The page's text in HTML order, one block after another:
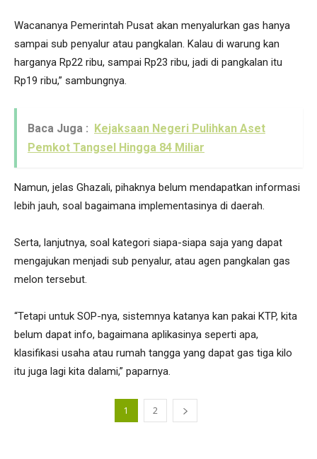
Wacananya Pemerintah Pusat akan menyalurkan gas hanya
sampai sub penyalur atau pangkalan. Kalau di warung kan
harganya Rp22 ribu, sampai Rp23 ribu, jadi di pangkalan itu
Rp19 ribu,” sambungnya.
Baca Juga :
Kejaksaan Negeri Pulihkan Aset
Pemkot Tangsel Hingga 84 Miliar
Namun, jelas Ghazali, pihaknya belum mendapatkan informasi
lebih jauh, soal bagaimana implementasinya di daerah.
Serta, lanjutnya, soal kategori siapa-siapa saja yang dapat
mengajukan menjadi sub penyalur, atau agen pangkalan gas
melon tersebut.
“Tetapi untuk SOP-nya, sistemnya katanya kan pakai KTP, kita
belum dapat info, bagaimana aplikasinya seperti apa,
klasifikasi usaha atau rumah tangga yang dapat gas tiga kilo
itu juga lagi kita dalami,” paparnya.
1 2